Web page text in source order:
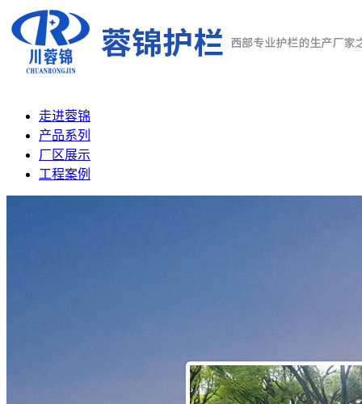
走进蓉锦
产品系列
厂区展示
工程案例